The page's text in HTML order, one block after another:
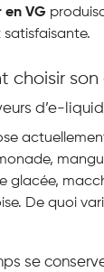
VG
choisir
d’e-
glacée,
De quoi
se